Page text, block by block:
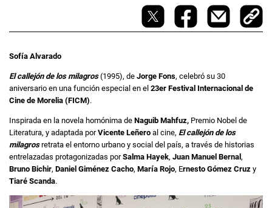
Sofía Alvarado
El callejón de los milagros(1995), de Jorge Fons, celebró su 30
aniversario en una función especial en el 23er Festival Internacional de
Cine de Morelia (FICM).
Inspirada en la novela homónima de Naguib Mahfuz, Premio Nobel de
Literatura, y adaptada porVicente Leñero al cine, El callejón de los
milagrosretrata el entorno urbano y social del país, a través de historias
entrelazadas protagonizadas porSalma Hayek, Juan Manuel Bernal ,
Bruno Bichir, Daniel Giménez Cacho, María Rojo, Ernesto Gómez Cruz y
Tiaré Scanda.